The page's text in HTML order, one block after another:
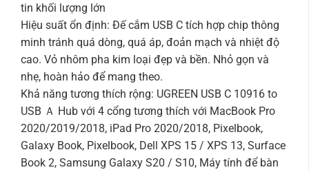
tin khối lượng lớn
Hiệu suất ổn định: Đế cắm USB C tích hợp chip thông
minh tránh quá dòng, quá áp, đoản mạch và nhiệt độ
cao. Vỏ nhôm pha kim loại đẹp và bền. Nhỏ gọn và
nhẹ, hoàn hảo để mang theo.
Khả năng tương thích rộng: UGREEN USB C 10916 to
USB Ａ Hub với 4 cổng tương thích với MacBook Pro
2020/2019/2018, iPad Pro 2020/2018, Pixelbook,
Galaxy Book, Pixelbook, Dell XPS 15 / XPS 13, Surface
Book 2, Samsung Galaxy S20 / S10, Máy tính để bàn